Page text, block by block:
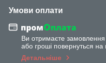
Умови оплати
Ви отримаєте замовлення
або гроші повернуться на
Детальніше